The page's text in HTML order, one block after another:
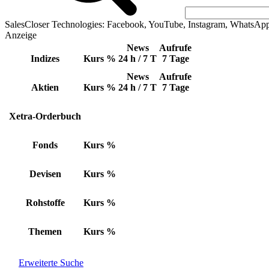
SalesCloser Technologies: Facebook, YouTube, Instagram,
Anzeige
Indizes Kurs %
News
24 h / 7 T
Aufrufe
7 Tage
Aktien Kurs %
News
24 h / 7 T
Aufrufe
7 Tage
Xetra-Orderbuch
Fonds Kurs %
Devisen Kurs %
Rohstoffe Kurs %
Themen Kurs %
Erweiterte Suche